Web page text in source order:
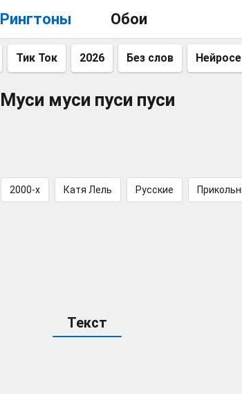
Рингтоны Обои
Тик Ток 2026 Без слов
Муси муси пуси пуси
2000-х Катя Лель Русские
Текст